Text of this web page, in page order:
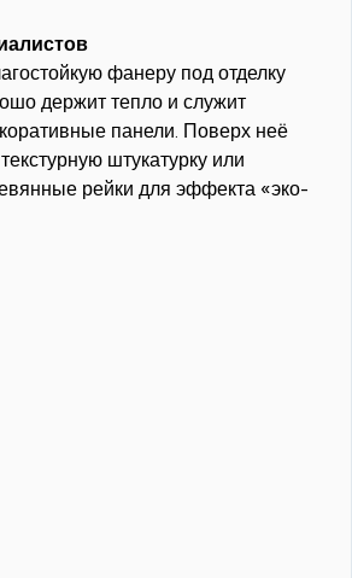
фанеру под отделку
держит тепло и служит
панели. Поверх неё
штукатурку или
рейки для эффекта «эко-